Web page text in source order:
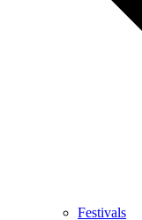
Festivals